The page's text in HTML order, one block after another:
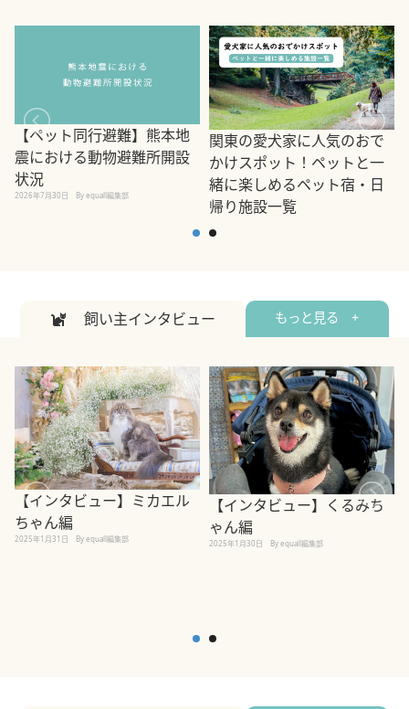
【ペット同行避難】熊本地
震における動物避難所開設
状況
2026年7月30日 By equall編集部
関東の愛犬家に人気のおで
かけスポット！ペットと一
緒に楽しめるペット宿・日
帰り施設一覧
飼い主インタビュー もっと見る +
【インタビュー】ミカエル
ちゃん編
2025年1月31日 By equall編集部
【インタビュー】くるみち
ゃん編
2025年1月30日 By equall編集部